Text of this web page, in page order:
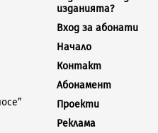
изданията?
Вход за абонати
Начало
Контакт
Абонамент
Проекти
Реклама